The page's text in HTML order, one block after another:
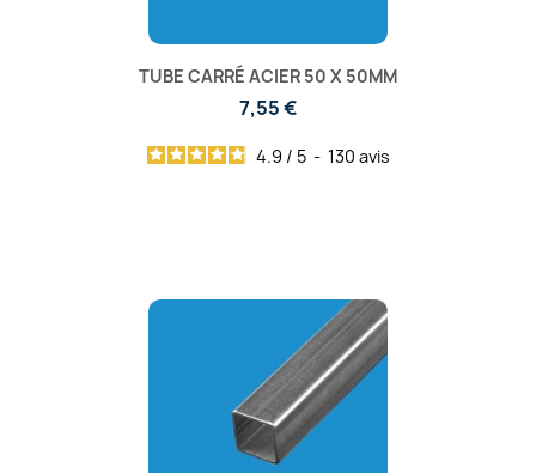
TUBE CARRÉ ACIER 50 X 50MM
7,55 €
4.9 / 5 - 130 avis